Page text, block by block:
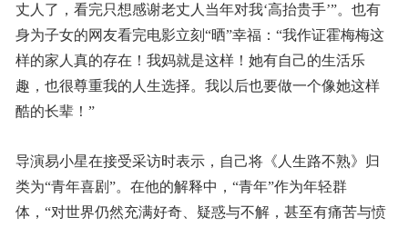
丈人了，看完只想感谢老丈人当年对我‘高抬贵手’”。也有
身为子女的网友看完电影立刻“晒”幸福：“我作证霍梅梅这
样的家人真的存在！我妈就是这样！她有自己的生活乐
趣，也很尊重我的人生选择。我以后也要做一个像她这样
酷的长辈！”
导演易小星在接受采访时表示，自己将《人生路不熟》归
类为“青年喜剧”。在他的解释中，“青年”作为年轻群
体，“对世界仍然充满好奇、疑惑与不解，甚至有痛苦与愤